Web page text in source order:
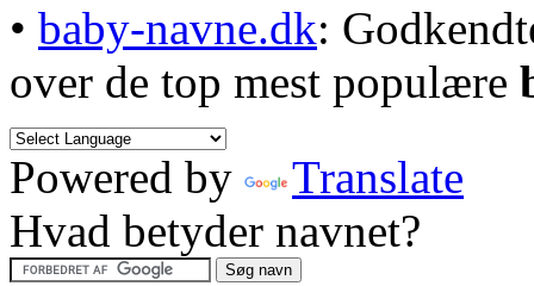
• baby-navne.dk:
over de top mest populære
Powered by
Translate
Hvad betyder navnet?